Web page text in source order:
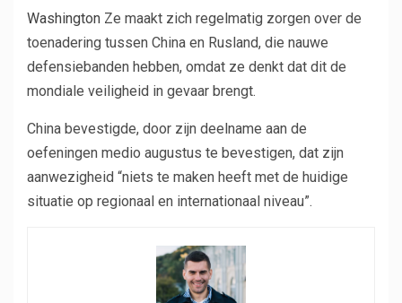
Washington Ze maakt zich regelmatig zorgen over de
toenadering tussen China en Rusland, die nauwe
defensiebanden hebben, omdat ze denkt dat dit de
mondiale veiligheid in gevaar brengt.
China bevestigde, door zijn deelname aan de
oefeningen medio augustus te bevestigen, dat zijn
aanwezigheid “niets te maken heeft met de huidige
situatie op regionaal en internationaal niveau”.